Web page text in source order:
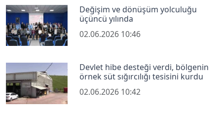
Değişim ve dönüşüm yolculuğu
üçüncü yılında
02.06.2026 10:46
Devlet hibe desteği verdi, bölgenin
örnek süt sığırcılığı tesisini kurdu
02.06.2026 10:42